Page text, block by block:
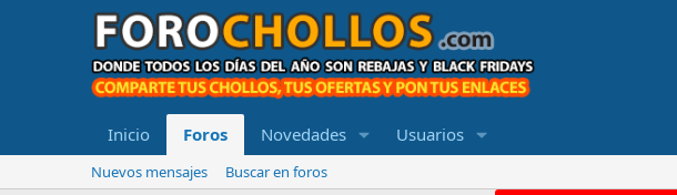
Inicio Foros Novedades Usuarios
Nuevos mensajes Buscar en foros